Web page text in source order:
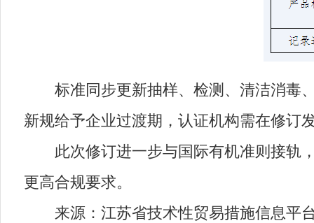
标准同步更新抽样、检测、清洁消毒、
新规给予企业过渡期，认证机构需在修订
此次修订进一步与国际有机准则接轨，
更高合规要求。
来源：江苏省技术性贸易措施信息平